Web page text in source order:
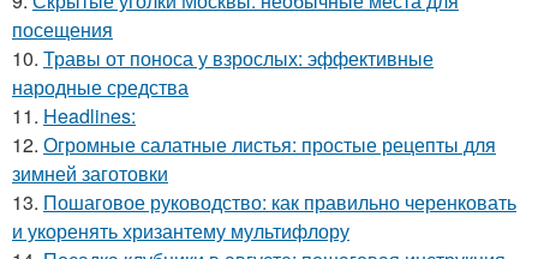
посещения
10. Травы от поноса у взрослых: эффективные
народные средства
11. Headlines:
12. Огромные салатные листья: простые рецепты для
зимней заготовки
13. Пошаговое руководство: как правильно черенковать
и укоренять хризантему мультифлору